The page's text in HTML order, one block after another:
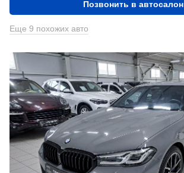
Позвонить в автосалон
Еще 9 похожих авто